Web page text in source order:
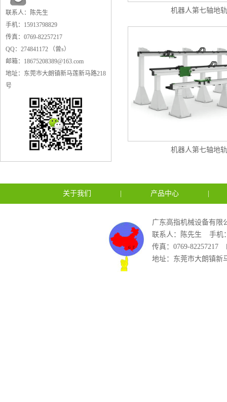
机器人第七轴地
机器人第七轴地
联系人：陈先生
手机：15913798829
传真：0769-82257217
QQ：274841172 （曾s）
邮箱：18675208389@163.com
地址：东莞市大朗镇新马莲新马路218
号
关于我们 产品中心
广东高指机械设备有限
联系人：陈先生
手机
传真：0769-82257217
地址：东莞市大朗镇新